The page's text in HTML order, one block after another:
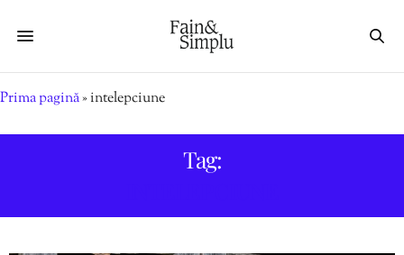
Prima pagină»intelepciune
Tag: